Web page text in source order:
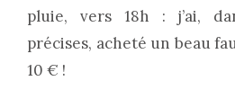
pluie, vers 18h : j’ai,
précises, acheté un beau
10 € !